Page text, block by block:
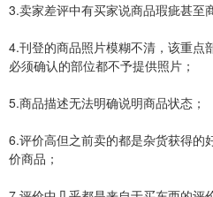
3.卖家差评中有买家说商品瑕疵甚至
4.刊登的商品照片模糊不清，该重点
必须确认的部位都不予提供照片；
5.商品描述无法明确说明商品状态；
6.评价高但之前卖的都是杂货获得的
价商品；